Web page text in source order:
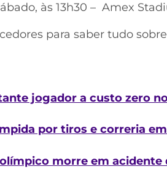
às 13h30 – Amex
para saber tudo
jogador a custo zero
por tiros e correria
morre em